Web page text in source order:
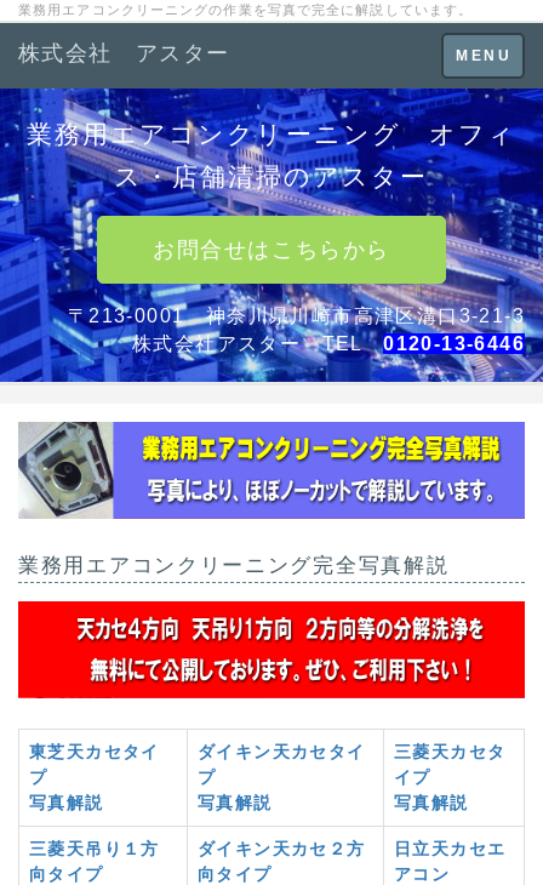
業務用エアコンクリーニングの作業を写真で完全に解説しています。
Toggle
navigation
MENU
株式会社 アスター
業務用エアコンクリーニング オフィ
ス・店舗清掃のアスター
お問合せはこちらから
〒213-0001 神奈川県川崎市高津区溝口3-21-3
株式会社アスター TEL0120-13-6446
業務用エアコンクリーニング完全写真解説
東芝天カセタイ
プ
写真解説
ダイキン天カセタイ
プ
写真解説
三菱天カセタ
イプ
写真解説
三菱天吊り１方
向タイプ
ダイキン天カセ２方
向タイプ
日立天カセエ
アコン